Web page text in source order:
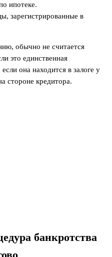
ипотеке.
зарегистрированные в
обычно не считается
это единственная
она находится в залоге у
стороне кредитора.
банкротства